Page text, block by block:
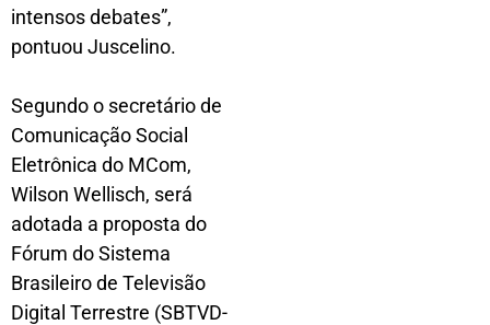
intensos debates”,
pontuou Juscelino.
Segundo o secretário de
Comunicação Social
Eletrônica do MCom,
Wilson Wellisch, será
adotada a proposta do
Fórum do Sistema
Brasileiro de Televisão
Digital Terrestre (SBTVD-